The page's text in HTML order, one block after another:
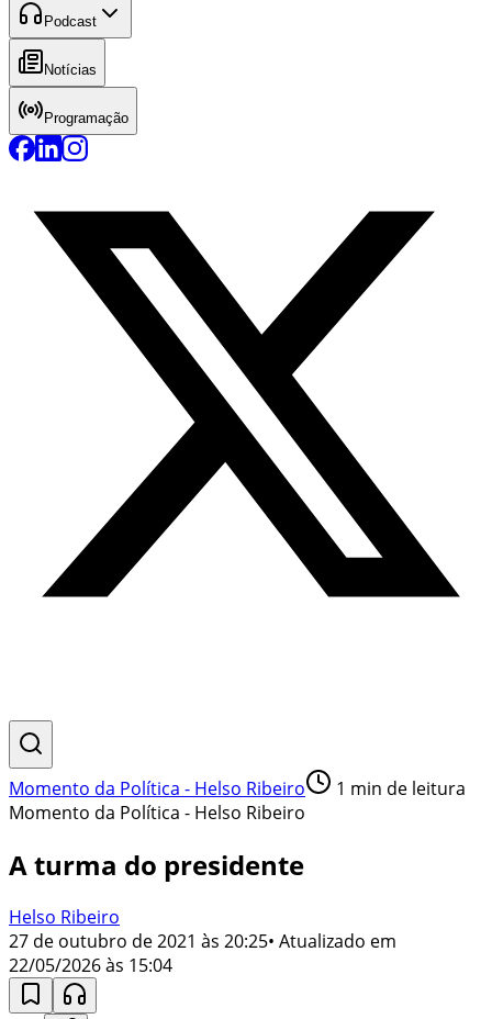
Podcast
Notícias
Programação
Momento da Política - Helso Ribeiro 1 min de leitura
Momento da Política - Helso Ribeiro
A turma do presidente
Helso Ribeiro
27 de outubro de 2021 às 20:25• Atualizado em
22/05/2026 às 15:04